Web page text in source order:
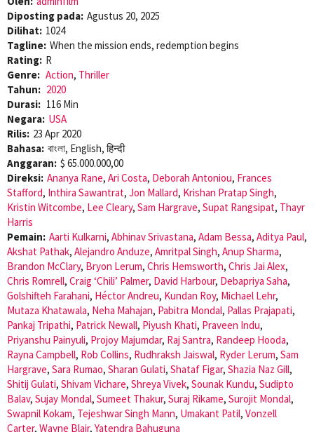
Diposting pada: Agustus 20, 2025
Dilihat: 1024
Tagline: When the mission ends, redemption begins
Rating: R
Genre: Action, Thriller
Tahun: 2020
Durasi: 116 Min
Negara: USA
Rilis: 23 Apr 2020
Bahasa: বাংলা, English, हिन्दी
Anggaran: $ 65.000.000,00
Direksi: Ananya Rane, Ari Costa, Deborah Antoniou, Frances
Stafford, Inthira Sawantrat, Jon Mallard, Krishan Pratap Singh,
Kristin Witcombe, Lee Cleary, Sam Hargrave, Supat Rangsipat, Thayr
Harris
Pemain: Aarti Kulkarni, Abhinav Srivastana, Adam Bessa, Aditya Paul,
Akshat Pathak, Alejandro Anduze, Amritpal Singh, Anup Sharma,
Brandon McClary, Bryon Lerum, Chris Hemsworth, Chris Jai Alex,
Chris Romrell, Craig ‘Chili’ Palmer, David Harbour, Debapriya Saha,
Golshifteh Farahani, Héctor Andreu, Kundan Roy, Michael Lehr,
Mutaza Khatawala, Neha Mahajan, Pabitra Mondal, Pallas Prajapati,
Pankaj Tripathi, Patrick Newall, Piyush Khati, Praveen Indu,
Priyanshu Painyuli, Projoy Majumdar, Raj Santra, Randeep Hooda,
Rayna Campbell, Rob Collins, Rudhraksh Jaiswal, Ryder Lerum, Sam
Hargrave, Sara Rumao, Sharan Gulati, Shataf Figar, Shazia Naz Gill,
Shitij Gulati, Shivam Vichare, Shreya Vivek, Sounak Kundu, Sudipto
Balav, Sujay Mondal, Sumeet Thakur, Suraj Rikame, Surojit Mondal,
Swapnil Kokam, Tejeshwar Singh Mann, Umakant Patil, Vonzell
Carter, Wayne Blair, Yatendra Bahuguna